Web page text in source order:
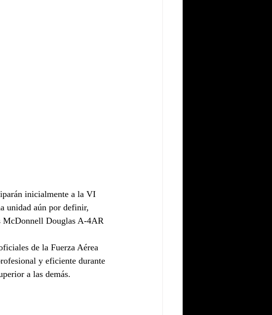
inicialmente a la VI
unidad aún por definir,
McDonnell Douglas A-4AR
de la Fuerza Aérea
y eficiente durante
a las demás.